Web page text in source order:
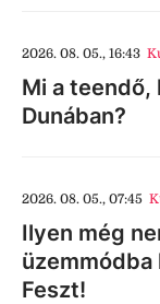
2026. 08. 05., 16:43
Mi a
Dunában?
2026. 08. 05., 07:45
Ilyen még
üzemmódba
Feszt!